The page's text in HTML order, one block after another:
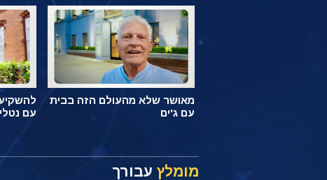
מאושר שלא מהעולם הזה בבית
עם ג'ים
עם
מומלץעבורך